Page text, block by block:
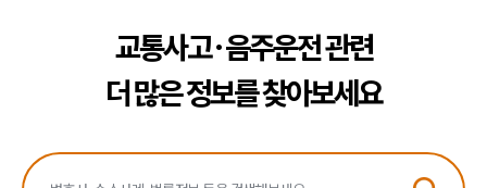
업무분야
음주교통사고대응부 업무
전체
교통사고·음주운전 관련
더 많은 정보를 찾아보세요